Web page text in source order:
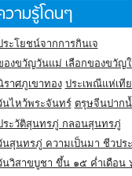
วามรู้โดนๆ
ระโยชน์จากการกินเจ
องขวัญวันแม่ เลือกของขวัญ
ราศภูเขาทอง ประเพณีแห่เที
นไหว้พระจันทร์ ตรุษจีนปาก
ระวัติสุนทรภู่ กลอนสุนทรภู่
นสุนทรภู่ ความเป็นมา ชีวปร
นวิสาขบูชา ขึ้น ๑๕ ค่ำเดือน